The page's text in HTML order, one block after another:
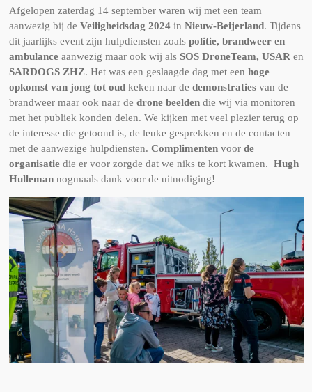
Afgelopen zaterdag 14 september waren wij met een team
aanwezig bij de Veiligheidsdag 2024in Nieuw-Beijerland. Tijdens
dit jaarlijks event zijn hulpdiensten zoals politie, brandweer en
ambulanceaanwezig maar ook wij alsSOS DroneTeam, USARen
SARDOGS ZHZ. Het was een geslaagde dag met een hoge
opkomst van jong tot oudkeken naar de demonstratiesvan de
brandweer maar ook naar de drone beeldendie wij via monitoren
met het publiek konden delen. We kijken met veel plezier terug op
de interesse die getoond is, de leuke gesprekken en de contacten
met de aanwezige hulpdiensten. Complimentenvoor de
organisatiedie er voor zorgde dat we niks te kort kwamen. Hugh
Hullemannogmaals dank voor de uitnodiging!